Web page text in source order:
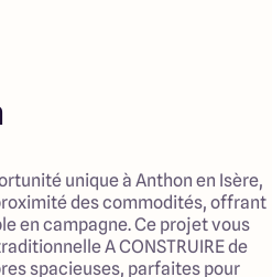
unique à Anthon en Isère,
des commodités, offrant
en campagne. Ce projet vous
A CONSTRUIRE de
spacieuses, parfaites pour